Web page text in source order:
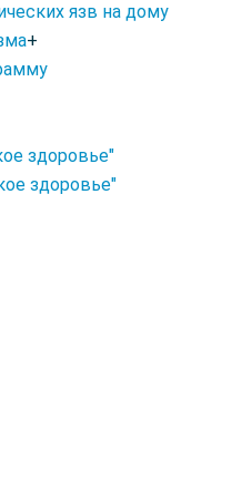
язв на дому
+
здоровье"
здоровье"